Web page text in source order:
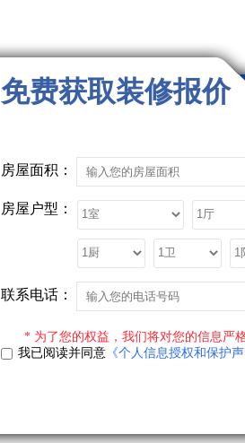
免费获取装修报价
房屋面积：
房屋户型：
联系电话：
* 为了您的权益，我们将对您的信息严
我已阅读并同意《个人信息授权和保护